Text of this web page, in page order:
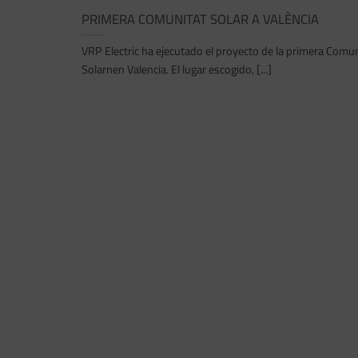
PRIMERA COMUNITAT SOLAR A VALÈNCIA
VRP Electric ha ejecutado el proyecto de la primera
Solarnen Valencia. El lugar escogido, [...]